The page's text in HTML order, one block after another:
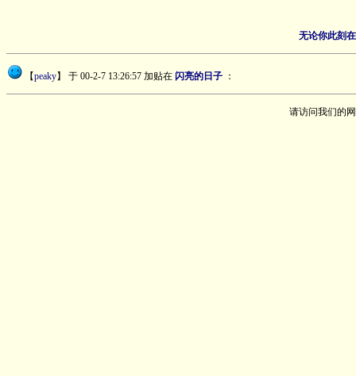
无论你此刻
【peaky】 于 00-2-7 13:26:57 加贴在 闪亮的日子 ：
请访问我们的